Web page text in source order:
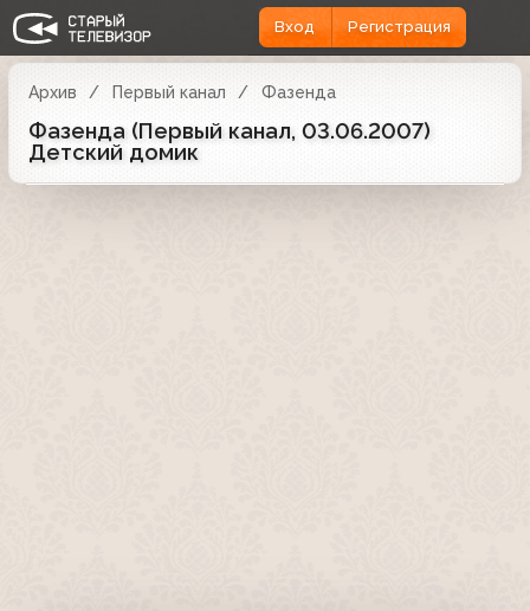
Вход Регистрация
Архив Первый канал Фазенда
Фазенда (Первый канал, 03.06.2007)
Детский домик